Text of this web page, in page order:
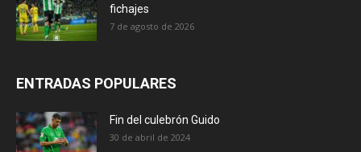
fichajes
7 de agosto de 2026
ENTRADAS POPULARES
Fin del culebrón Guido
30 de abril de 2024